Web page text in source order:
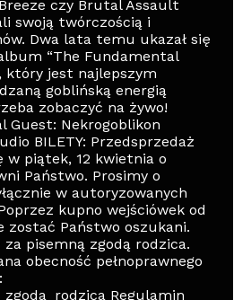
czy Brutal Assault
swoją twórczością i
Dwa lata temu ukazał się
“The Fundamental
który jest najlepszym
goblińską energią
zobaczyć na żywo!
Guest: Nekrogoblikon
BILETY: Przedsprzedaż
w piątek, 12 kwietnia o
Państwo. Prosimy o
w autoryzowanych
kupno wejściówek od
zostać Państwo oszukani.
pisemną zgodą rodzica.
obecność pełnoprawnego
Regulamin